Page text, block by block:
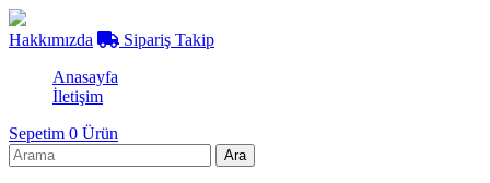
Hakkımızda
Sipariş Takip
Anasayfa
İletişim
Sepetim 0 Ürün